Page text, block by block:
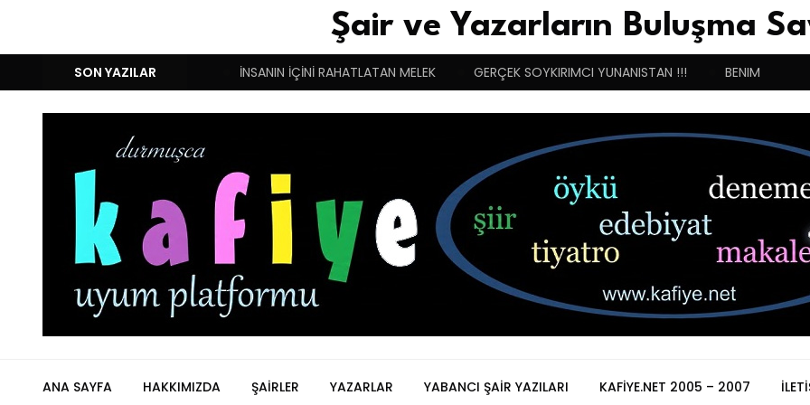
Şair ve Yazarların Buluşma
SON YAZILAR
DUYGULARIN BASARINDIR! İNSANIN İÇİNİ RAHATLATAN MELEK GERÇEK SOYKIRIMCI YUNANISTAN !!! BENIM
ANA SAYFA HAKKIMIZDA ŞAIRLER YAZARLAR YABANCI ŞAIR YAZILARI KAFIYE.NET 2005 – 2007